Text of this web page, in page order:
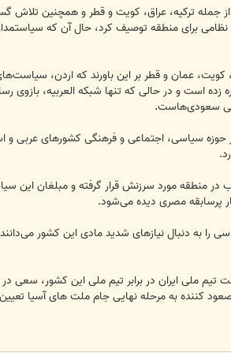
جمله ترکیه، عراق، کویت و قطر و همچنین تلاش
نظامی برای منطقه توصیف کرد، حال آن که
عمان و قطر بر این باورند که اردن،
است و در حالی که تنها شبکه العربیه، بازوی
سعودی‌هاست.
سیاسی، اجتماعی و فرهنگی کشورهای عربی و
در منطقه مورد سرزنش قرار گرفته و مبلغان این
پرسابقه مصری دیده می‌شود.
را به دنبال نیازهای شدید مادی این کشور
گذشته، با توجه به باخت تیم ملی ایران در برابر تیم
کننده به مرحله نهایی جام ملت های آسیا